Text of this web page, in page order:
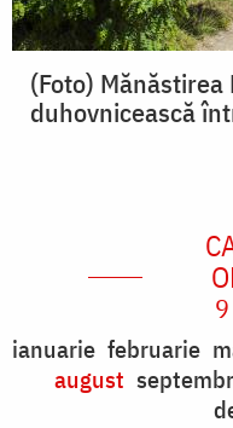
(Foto)
duhovnicească
ianuarie februarie
august